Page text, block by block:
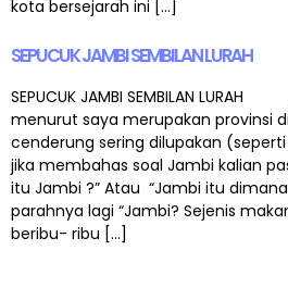
kota bersejarah ini […]
SEPUCUK JAMBI SEMBILAN LURAH
SEPUCUK JAMBI SEMBILAN
menurut saya merupakan provinsi
cenderung sering dilupakan
jika membahas soal Jambi kalian
itu Jambi ?” Atau “Jambi itu dimana
parahnya lagi “Jambi? Sejenis
beribu- ribu […]